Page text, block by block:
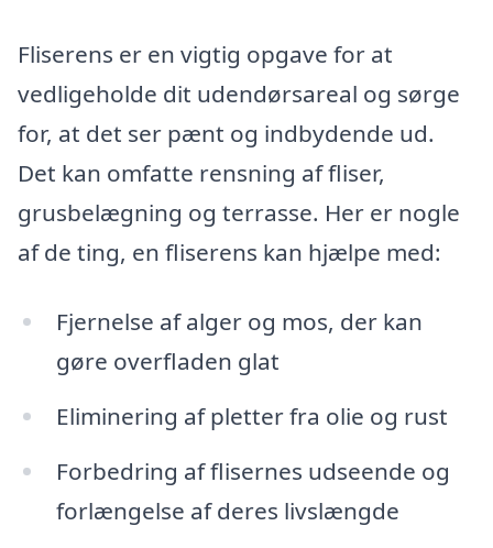
Fliserens er en vigtig opgave for at
vedligeholde dit udendørsareal og sørge
for, at det ser pænt og indbydende ud.
Det kan omfatte rensning af fliser,
grusbelægning og terrasse. Her er nogle
af de ting, en fliserens kan hjælpe med:
Fjernelse af alger og mos, der kan
gøre overfladen glat
Eliminering af pletter fra olie og rust
Forbedring af flisernes udseende og
forlængelse af deres livslængde